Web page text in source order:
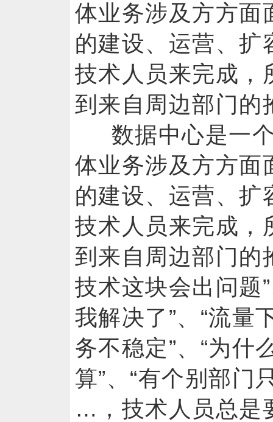
体业务涉及方方面
的建设、运营、扩
技术人员来完成，
到来自周边部门的
数据中心是一
体业务涉及方方面
的建设、运营、扩
技术人员来完成，
到来自周边部门的
技术这块会出问题
我解决了”、“流量
务不稳定”、“为什
算”、“有个别部门
…，技术人员总是